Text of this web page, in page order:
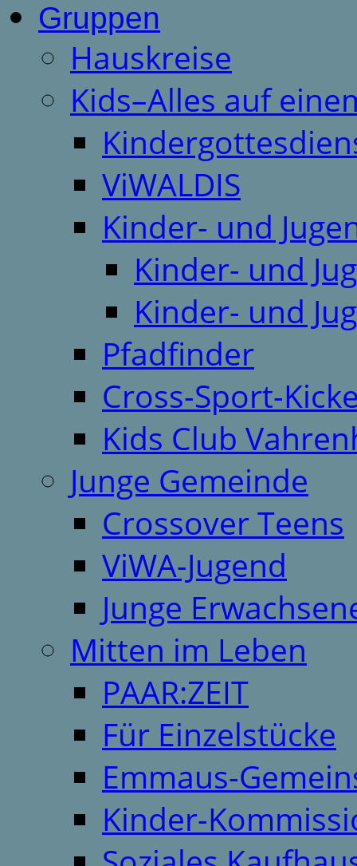
Gruppen
Hauskreise
Kids–Alles auf
ViWALDIS
Kinder- und
Kinder- und
Kinder- und
Pfadfinder
Cross-Sport-
Kids Club
Junge Gemeinde
Crossover Teens
ViWA-Jugend
Junge
Mitten im Leben
PAAR:ZEIT
Für Einzelstücke
Emmaus-
Kinder-